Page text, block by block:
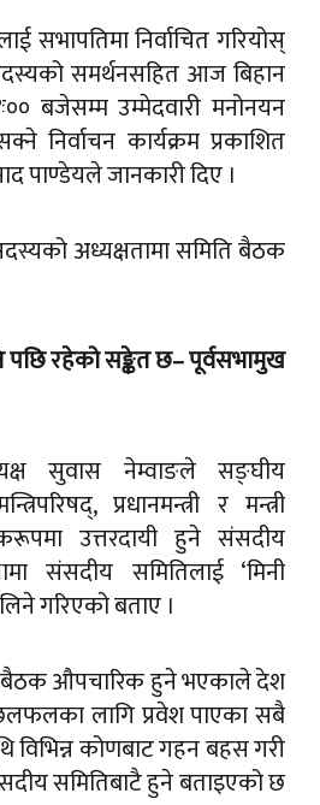
सभापतिमा निर्वाचित गरियोस्
समर्थनसहित आज बिहान
बजेसम्म उम्मेदवारी मनोनयन
निर्वाचन कार्यक्रम प्रकाशित
पाण्डेयले जानकारी दिए ।
अध्यक्षतामा समिति बैठक
पछि रहेको सङ्केत छ– पूर्वसभामुख
सुवास नेम्वाङले सङ्घीय
प्रधानमन्त्री र मन्त्री
उत्तरदायी हुने संसदीय
संसदीय समितिलाई ‘मिनी
गरिएको बताए ।
औपचारिक हुने भएकाले देश
लागि प्रवेश पाएका सबै
विभिन्न कोणबाट गहन बहस गरी
समितिबाटै हुने बताइएको छ